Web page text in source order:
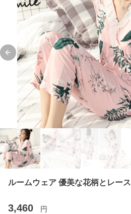
Previous slide
ルームウェア 優美な花柄とレー
3,460 円